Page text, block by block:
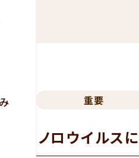
重要
ノロウイルス